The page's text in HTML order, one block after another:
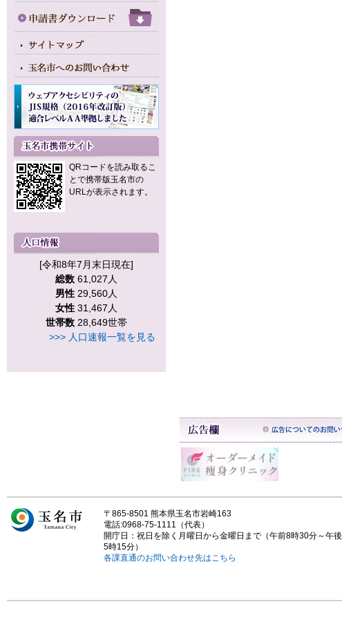
QRコードを読み取るこ
とで携帯版玉名市の
URLが表示されます。
[令和8年7月末日現在]
総数 61,027人
男性 29,560人
女性 31,467人
世帯数 28,649世帯
>>> 人口速報一覧を見る
〒865-8501 熊本県玉名市岩崎163
電話:0968-75-1111（代表）
開庁日：祝日を除く月曜日から金曜日まで（午前8時30分～午後
5時15分）
各課直通のお問い合わせ先はこちら